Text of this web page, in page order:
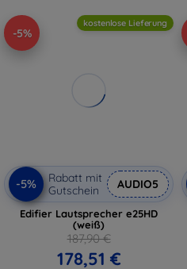
-5%
kostenlose Lieferung
-5%
Rabatt mit
Gutschein
AUDIO5
Edifier Lautsprecher e25HD
(weiß)
187,90 €
178,51 €